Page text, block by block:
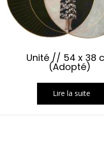
Unité // 54 x 38
(Adopté)
Lire la suite